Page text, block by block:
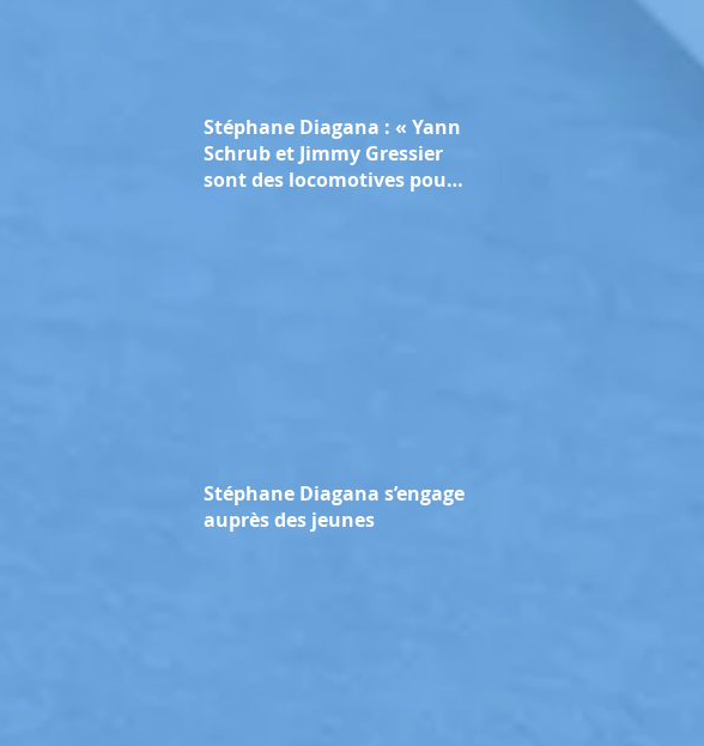
Stéphane Diagana : « Yann
Schrub et Jimmy Gressier
sont des locomotives pour
Stéphane Diagana s’engage
auprès des jeunes